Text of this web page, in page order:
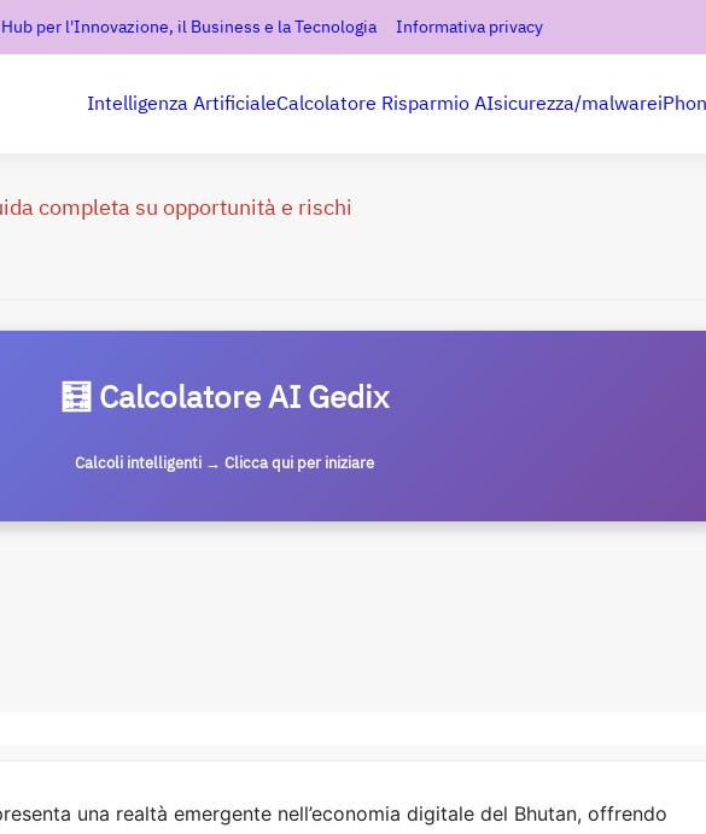
per l'Innovazione, il Business e la Tecnologia Informativa privacy
Intelligenza ArtificialeCalcolatore Risparmio AIsicurezza/malware
completa su opportunità e rischi
🧮 Calcolatore AI Gedix
Calcoli intelligenti → Clicca qui per iniziare
una realtà emergente nell’economia digitale del Bhutan, offrendo